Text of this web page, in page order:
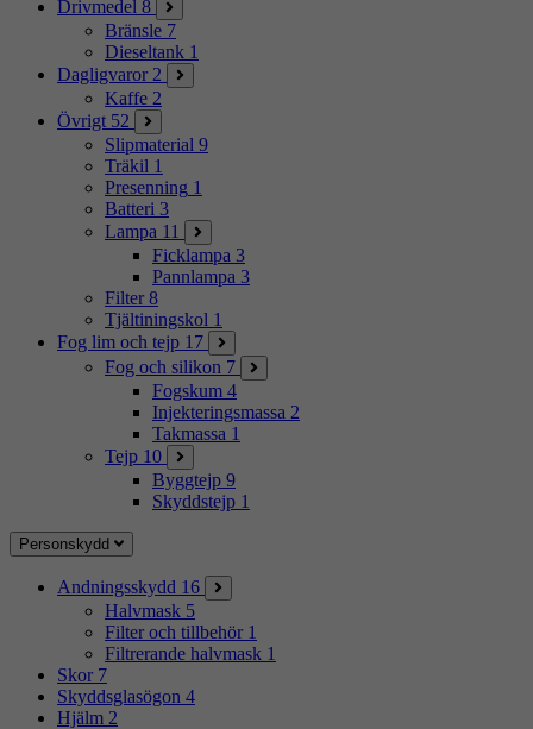
Drivmedel 8
Bränsle 7
Dieseltank 1
Dagligvaror 2
Kaffe 2
Övrigt 52
Slipmaterial 9
Träkil 1
Presenning 1
Batteri 3
Lampa 11
Ficklampa 3
Pannlampa 3
Filter 8
Tjältiningskol 1
Fog lim och tejp 17
Fog och silikon 7
Fogskum 4
Injekteringsmassa 2
Takmassa 1
Tejp 10
Byggtejp 9
Skyddstejp 1
Personskydd
Andningsskydd 16
Halvmask 5
Filter och tillbehör 1
Filtrerande halvmask 1
Skor 7
Skyddsglasögon 4
Hjälm 2